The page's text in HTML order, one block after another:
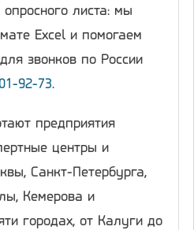
листа: мы
Excel и помогаем
звонков по России
92-73.
предприятия
центры и
Санкт-Петербурга,
Кемерова и
городах, от Калуги до